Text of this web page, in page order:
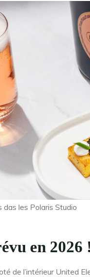
les Polaris Studio
en 2026
de l’intérieur United